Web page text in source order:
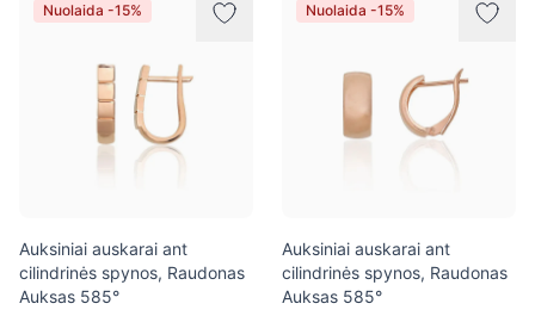
Nuolaida -15%
Auksiniai auskarai ant
cilindrinės spynos, Raudonas
Auksas 585°
Nuolaida -15%
Auksiniai auskarai ant
cilindrinės spynos, Raudonas
Auksas 585°